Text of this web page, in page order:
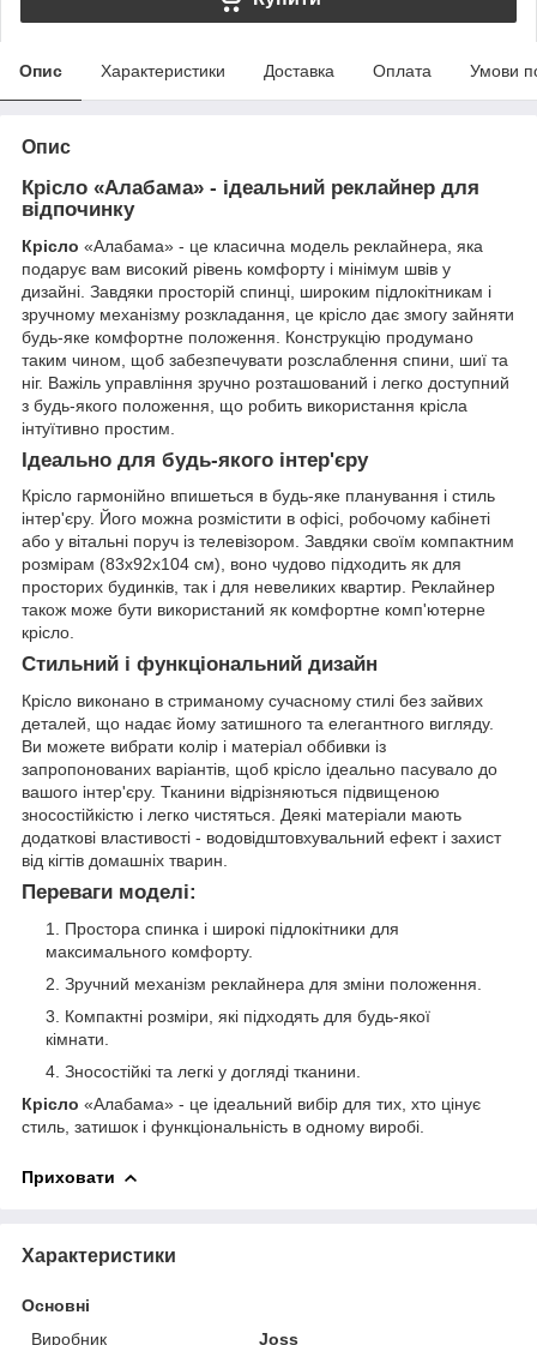
Опис Характеристики Доставка Оплата Умови
Опис
Крісло «Алабама» - ідеальний реклайнер для
відпочинку
Крісло «Алабама» - це класична модель реклайнера, яка
подарує вам високий рівень комфорту і мінімум швів у
дизайні. Завдяки просторій спинці, широким підлокітникам і
зручному механізму розкладання, це крісло дає змогу зайняти
будь-яке комфортне положення. Конструкцію продумано
таким чином, щоб забезпечувати розслаблення спини, шиї та
ніг. Важіль управління зручно розташований і легко доступний
з будь-якого положення, що робить використання крісла
інтуїтивно простим.
Ідеально для будь-якого інтер'єру
Крісло гармонійно впишеться в будь-яке планування і стиль
інтер'єру. Його можна розмістити в офісі, робочому кабінеті
або у вітальні поруч із телевізором. Завдяки своїм компактним
розмірам (83х92х104 см), воно чудово підходить як для
просторих будинків, так і для невеликих квартир. Реклайнер
також може бути використаний як комфортне комп'ютерне
крісло.
Стильний і функціональний дизайн
Крісло виконано в стриманому сучасному стилі без зайвих
деталей, що надає йому затишного та елегантного вигляду.
Ви можете вибрати колір і матеріал оббивки із
запропонованих варіантів, щоб крісло ідеально пасувало до
вашого інтер'єру. Тканини відрізняються підвищеною
зносостійкістю і легко чистяться. Деякі матеріали мають
додаткові властивості - водовідштовхувальний ефект і захист
від кігтів домашніх тварин.
Переваги моделі:
Простора спинка і широкі підлокітники для
максимального комфорту.
Зручний механізм реклайнера для зміни положення.
Компактні розміри, які підходять для будь-якої
кімнати.
Зносостійкі та легкі у догляді тканини.
Крісло «Алабама» - це ідеальний вибір для тих, хто цінує
стиль, затишок і функціональність в одному виробі.
Приховати
Характеристики
Основні
Виробник
Joss